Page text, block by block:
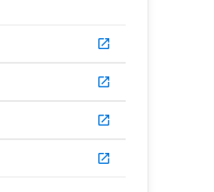
launch
launch
launch
launch